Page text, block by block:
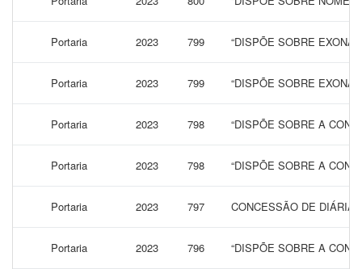
Portaria 2023 799 “DISPÕE SOBRE
Portaria 2023 799 “DISPÕE SOBRE
Portaria 2023 798 “DISPÕE SOBRE A
Portaria 2023 798 “DISPÕE SOBRE A
Portaria 2023 797 CONCESSÃO DE
Portaria 2023 796 “DISPÕE SOBRE A